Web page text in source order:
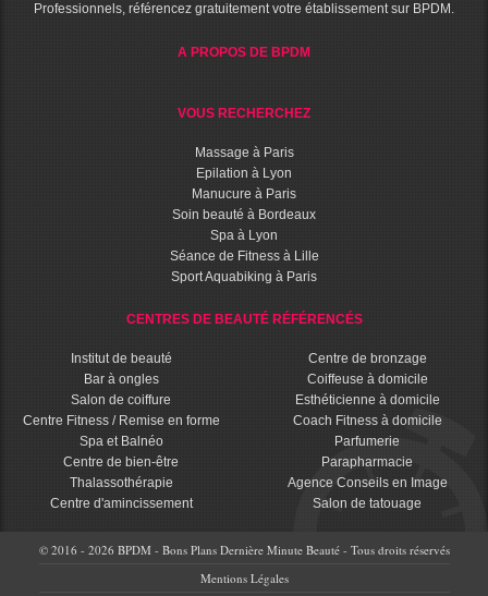
Professionnels, référencez gratuitement votre établissement sur BPDM.
A PROPOS DE BPDM
VOUS RECHERCHEZ
Massage à Paris
Epilation à Lyon
Manucure à Paris
Soin beauté à Bordeaux
Spa à Lyon
Séance de Fitness à Lille
Sport Aquabiking à Paris
CENTRES DE BEAUTÉ RÉFÉRENCÉS
Institut de beauté
Bar à ongles
Salon de coiffure
Centre Fitness / Remise en forme
Spa et Balnéo
Centre de bien-être
Thalassothérapie
Centre d'amincissement
Centre de bronzage
Coiffeuse à domicile
Esthéticienne à domicile
Coach Fitness à domicile
Parfumerie
Parapharmacie
Agence Conseils en Image
Salon de tatouage
© 2016 - 2026 BPDM - Bons Plans Dernière Minute Beauté - Tous droits réservés
Mentions Légales